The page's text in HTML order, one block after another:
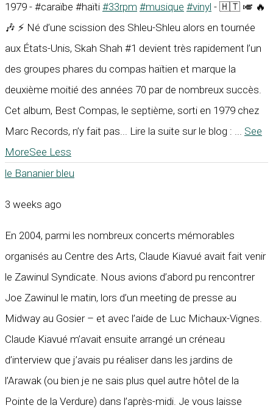
1979 - #caraïbe #haïti #33rpm #musique #vinyl - 🇭🇹 🎺 🔥
🎶 ⚡ Né d’une scission des Shleu-Shleu alors en tournée
aux États-Unis, Skah Shah #1 devient très rapidement l’un
des groupes phares du compas haïtien et marque la
deuxième moitié des années 70 par de nombreux succès.
Cet album, Best Compas, le septième, sorti en 1979 chez
Marc Records, n’y fait pas... Lire la suite sur le blog :
See
MoreSee Less
le Bananier bleu
3 weeks ago
En 2004, parmi les nombreux concerts mémorables
organisés au Centre des Arts, Claude Kiavué avait fait venir
le Zawinul Syndicate. Nous avions d’abord pu rencontrer
Joe Zawinul le matin, lors d’un meeting de presse au
Midway au Gosier – et avec l’aide de Luc Michaux-Vignes.
Claude Kiavué m’avait ensuite arrangé un créneau
d’interview que j’avais pu réaliser dans les jardins de
l’Arawak (ou bien je ne sais plus quel autre hôtel de la
Pointe de la Verdure) dans l’après-midi. Je vous laisse